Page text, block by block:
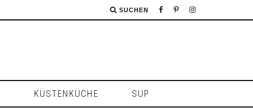
SUCHEN
KÜSTENKÜCHE SUP